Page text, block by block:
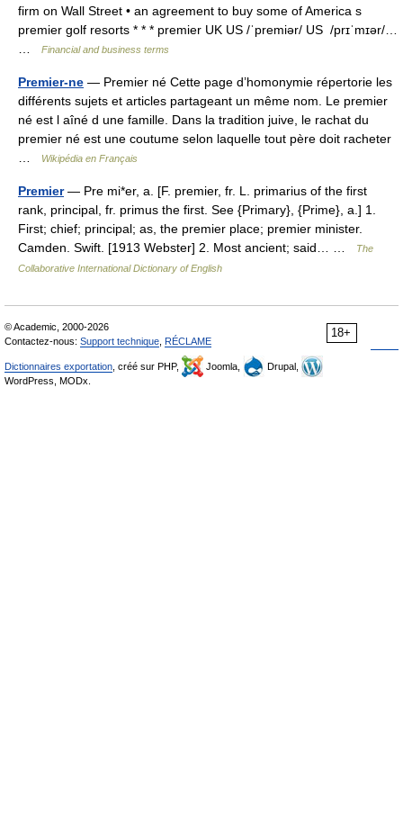
firm on Wall Street • an agreement to buy some of America s
premier golf resorts * * * premier UK US /ˈpremiər/ US /prɪˈmɪər/…
Financial and business terms
Premier-ne — Premier né Cette page d’homonymie répertorie les
différents sujets et articles partageant un même nom. Le premier
né est l aîné d une famille. Dans la tradition juive, le rachat du
premier né est une coutume selon laquelle tout père doit racheter
Wikipédia en Français
Premier— Pre mi*er, a. [F. premier, fr. L. primarius of the first
rank, principal, fr. primus the first. See {Primary}, {Prime}, a.] 1.
First; chief; principal; as, the premier place; premier minister.
Camden. Swift. [1913 Webster] 2. Most ancient; said… …
The
Collaborative International Dictionary of English
18+
© Academic, 2000-2026
Contactez-nous: Support technique RÉCLAME
Dictionnaires exportation , créé sur PHP, Joomla,
Drupal,
WordPress, MODx.